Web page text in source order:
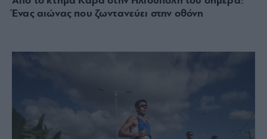
Ένας αιώνας που ζωντανεύει στην οθόνη